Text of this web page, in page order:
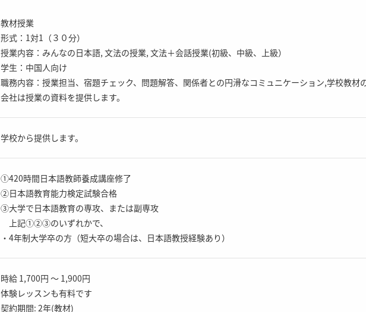
教材授業
形式：1対1（３０分）
授業内容：みんなの日本語, 文法の授業, 文法＋会話授業(初級、中級、上級）
学生：中国人向け
職務内容：授業担当、宿題チェック、問題解答、関係者との円滑なコミュニケーション,学校教材の
会社は授業の資料を提供します。
学校から提供します。
①420時間日本語教師養成講座修了
②日本語教育能力検定試験合格
③大学で日本語教育の専攻、または副専攻
上記①②③のいずれかで、
・4年制大学卒の方（短大卒の場合は、日本語教授経験あり）
時給 1,700円 ～ 1,900円
体験レッスンも有料です
契約期間: 2年(教材)